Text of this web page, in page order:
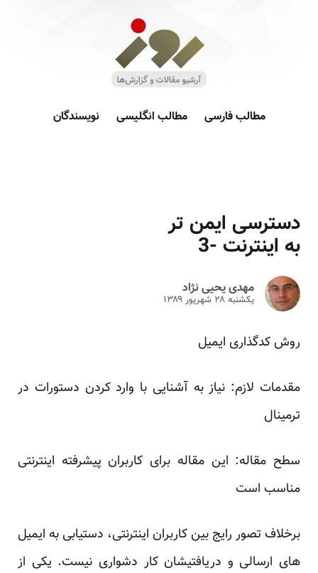
مطالب فارسی مطالب انگلیسی نویسندگان
دسترسی ایمن تر
به اینترنت -3
مهدی یحیی نژاد
یکشنبه ۲۸ شهريور ۱۳۸۹
روش کدگذاری ایمیل
مقدمات لازم: نیاز به آشنایی با وارد کردن دستورات در
ترمینال
سطح مقاله: این مقاله برای کاربران پیشرفته اینترنتی
مناسب است
برخلاف تصور رایج بین کاربران اینترنتی، دستیابی به ایمیل
های ارسالی و دریافتیشان کار دشواری نیست. یکی از